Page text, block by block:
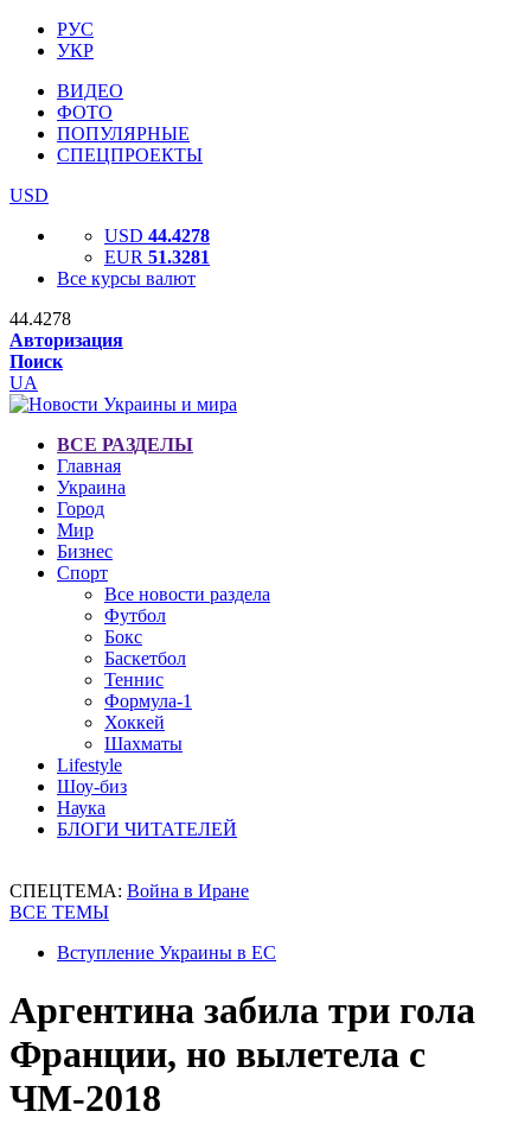
РУС
УКР
ВИДЕО
ФОТО
ПОПУЛЯРНЫЕ
СПЕЦПРОЕКТЫ
USD
USD 44.4278
EUR 51.3281
Все курсы валют
44.4278
Авторизация
Поиск
UA
ВСЕ РАЗДЕЛЫ
Главная
Украина
Город
Мир
Бизнес
Спорт
Все новости раздела
Футбол
Бокс
Баскетбол
Теннис
Формула-1
Хоккей
Шахматы
Lifestyle
Шоу-биз
Наука
БЛОГИ ЧИТАТЕЛЕЙ
СПЕЦТЕМА: Война в Иране
ВСЕ ТЕМЫ
Вступление Украины в ЕС
Аргентина забила три гола
Франции, но вылетела с
ЧМ-2018